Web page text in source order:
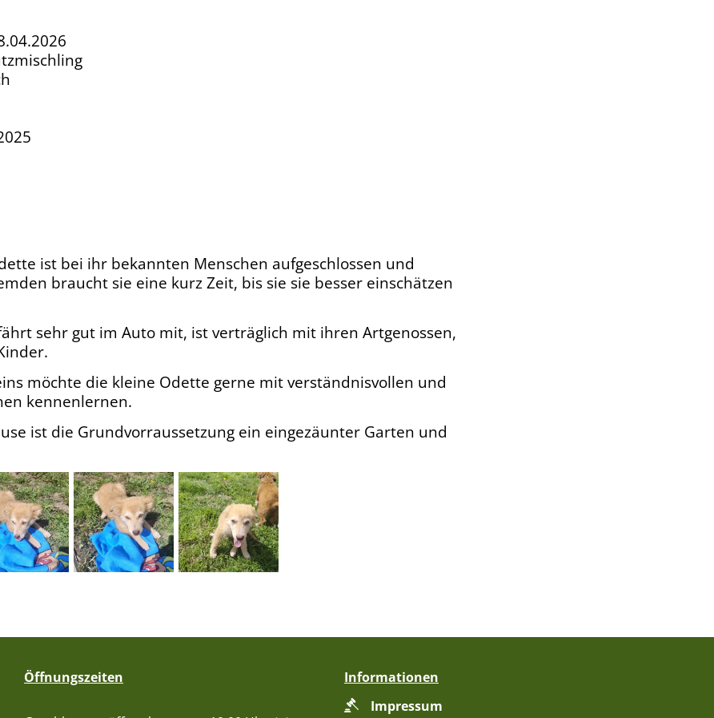
ist bei ihr bekannten Menschen aufgeschlossen und
braucht sie eine kurz Zeit, bis sie sie besser einschätzen
sehr gut im Auto mit, ist verträglich mit ihren Artgenossen,
möchte die kleine Odette gerne mit verständnisvollen und
kennenlernen.
ist die Grundvorraussetzung ein eingezäunter Garten und
Öffnungszeiten
Informationen
Impressum